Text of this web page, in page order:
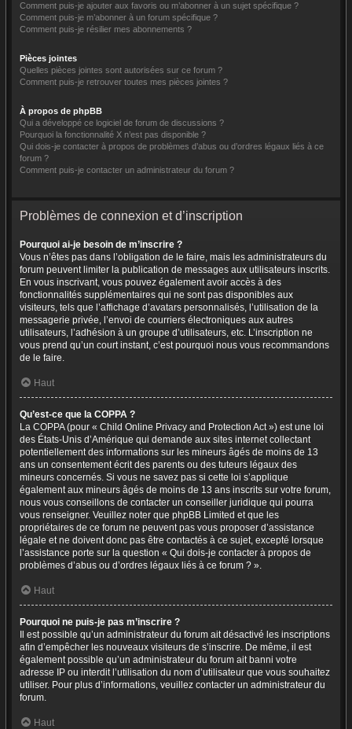
Comment puis-je ajouter aux favoris ou m’abonner à un sujet spécifique ?
Comment puis-je m’abonner à un forum spécifique ?
Comment puis-je résilier mes abonnements ?
Pièces jointes
Quelles pièces jointes sont autorisées sur ce forum ?
Comment puis-je retrouver toutes mes pièces jointes ?
À propos de phpBB
Qui a développé ce logiciel de forum de discussions ?
Pourquoi la fonctionnalité X n’est pas disponible ?
Qui dois-je contacter à propos de problèmes d’abus ou d’ordres légaux liés à ce
forum ?
Comment puis-je contacter un administrateur du forum ?
Problèmes de connexion et d’inscription
Pourquoi ai-je besoin de m’inscrire ?
Vous n’êtes pas dans l’obligation de le faire, mais les administrateurs du
forum peuvent limiter la publication de messages aux utilisateurs inscrits.
En vous inscrivant, vous pouvez également avoir accès à des
fonctionnalités supplémentaires qui ne sont pas disponibles aux
visiteurs, tels que l’affichage d’avatars personnalisés, l’utilisation de la
messagerie privée, l’envoi de courriers électroniques aux autres
utilisateurs, l’adhésion à un groupe d’utilisateurs, etc. L’inscription ne
vous prend qu’un court instant, c’est pourquoi nous vous recommandons
de le faire.
Haut
Qu’est-ce que la COPPA ?
La COPPA (pour « Child Online Privacy and Protection Act ») est une loi
des États-Unis d’Amérique qui demande aux sites internet collectant
potentiellement des informations sur les mineurs âgés de moins de 13
ans un consentement écrit des parents ou des tuteurs légaux des
mineurs concernés. Si vous ne savez pas si cette loi s’applique
également aux mineurs âgés de moins de 13 ans inscrits sur votre forum,
nous vous conseillons de contacter un conseiller juridique qui pourra
vous renseigner. Veuillez noter que phpBB Limited et que les
propriétaires de ce forum ne peuvent pas vous proposer d’assistance
légale et ne doivent donc pas être contactés à ce sujet, excepté lorsque
l’assistance porte sur la question « Qui dois-je contacter à propos de
problèmes d’abus ou d’ordres légaux liés à ce forum ? ».
Haut
Pourquoi ne puis-je pas m’inscrire ?
Il est possible qu’un administrateur du forum ait désactivé les inscriptions
afin d’empêcher les nouveaux visiteurs de s’inscrire. De même, il est
également possible qu’un administrateur du forum ait banni votre
adresse IP ou interdit l’utilisation du nom d’utilisateur que vous souhaitez
utiliser. Pour plus d’informations, veuillez contacter un administrateur du
forum.
Haut